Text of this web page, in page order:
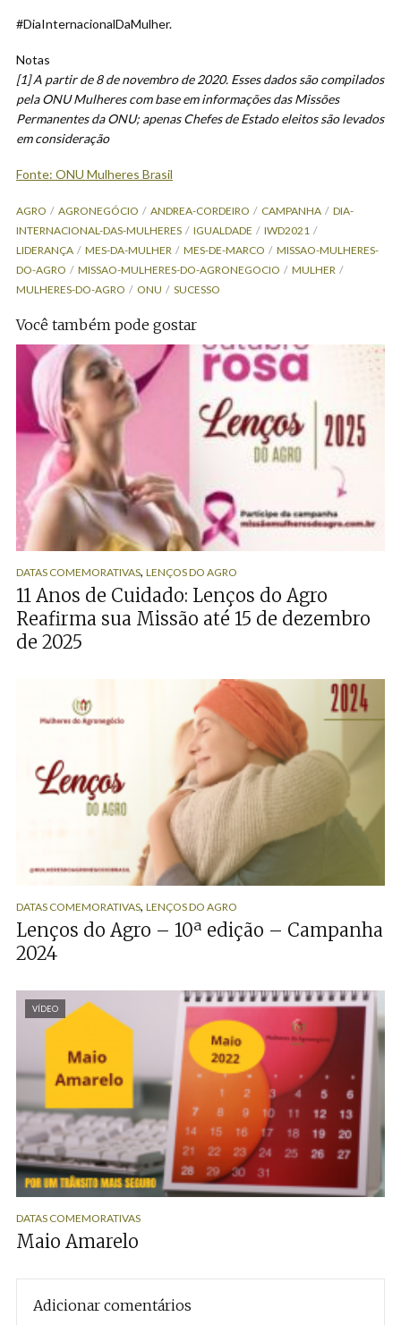
#DiaInternacionalDaMulher.
Notas
[1] A partir de 8 de novembro de 2020. Esses dados são compilados
pela ONU Mulheres com base em informações das Missões
Permanentes da ONU; apenas Chefes de Estado eleitos são levados
em consideração
Fonte: ONU Mulheres Brasil
AGRO AGRONEGÓCIO ANDREA-CORDEIRO CAMPANHA
DIA-
INTERNACIONAL-DAS-MULHERES
IGUALDADE
IWD2021
LIDERANÇA
MES-DA-MULHER MES-DE-MARCO
MISSAO-MULHERES-
DO-AGRO
MISSAO-MULHERES-DO-AGRONEGOCIO
MULHER
MULHERES-DO-AGRO
ONU SUCESSO
Você também pode gostar
DATAS COMEMORATIVAS, LENÇOS DO AGRO
11 Anos de Cuidado: Lenços do Agro
Reafirma sua Missão até 15 de dezembro
de 2025
DATAS COMEMORATIVAS, LENÇOS DO AGRO
Lenços do Agro – 10ª edição – Campanha
2024
VÍDEO
DATAS COMEMORATIVAS
Maio Amarelo
Adicionar comentários